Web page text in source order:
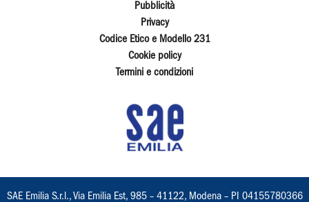
Pubblicità
Privacy
Codice Etico e Modello 231
Cookie policy
Termini e condizioni
SAE Emilia S.r.l., Via Emilia Est, 985 – 41122, Modena – PI 04155780366